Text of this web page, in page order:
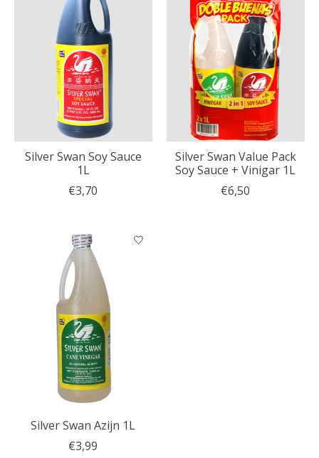
Silver Swan Soy Sauce
1L
€3,70
Silver Swan Value Pack
Soy Sauce + Vinigar 1L
€6,50
Silver Swan Azijn 1L
€3,99